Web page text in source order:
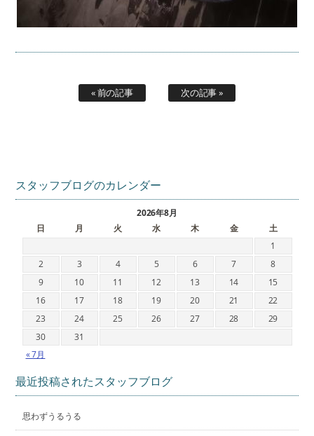
« 前の記事 次の記事 »
スタッフブログのカレンダー
2026年8月
日
月 火 水 木 金 土
« 7月
1
2
3 4 5 6 7
8
9
10 11 12 13 14
15
16
17 18 19 20 21
22
23
24 25 26 27 28
29
30
31
最近投稿されたスタッフブログ
思わずうるうる